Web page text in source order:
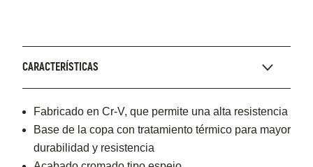
CARACTERÍSTICAS
Fabricado en Cr-V, que permite una alta resistencia
Base de la copa con tratamiento térmico para mayor
durabilidad y resistencia